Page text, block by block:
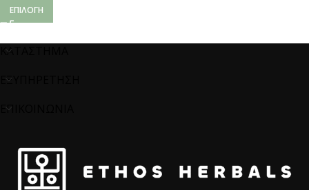
ΕΠΙΛΟΓΉ
ΚΑΤΑΣΤΗΜΑ
ΕΞΥΠΗΡΕΤΗΣΗ
ΕΠΙΚΟΙΝΩΝΙΑ